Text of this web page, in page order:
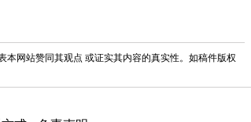
网站赞同其观点 或证实其内容的真实性。如稿件版权